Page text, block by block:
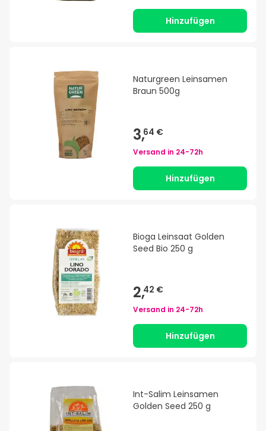
Hinzufügen
Naturgreen Leinsamen
Braun 500g
3,64 €
Versand in 24-72h
Hinzufügen
Bioga Leinsaat Golden
Seed Bio 250 g
2,42 €
Versand in 24-72h
Hinzufügen
Int-Salim Leinsamen
Golden Seed 250 g